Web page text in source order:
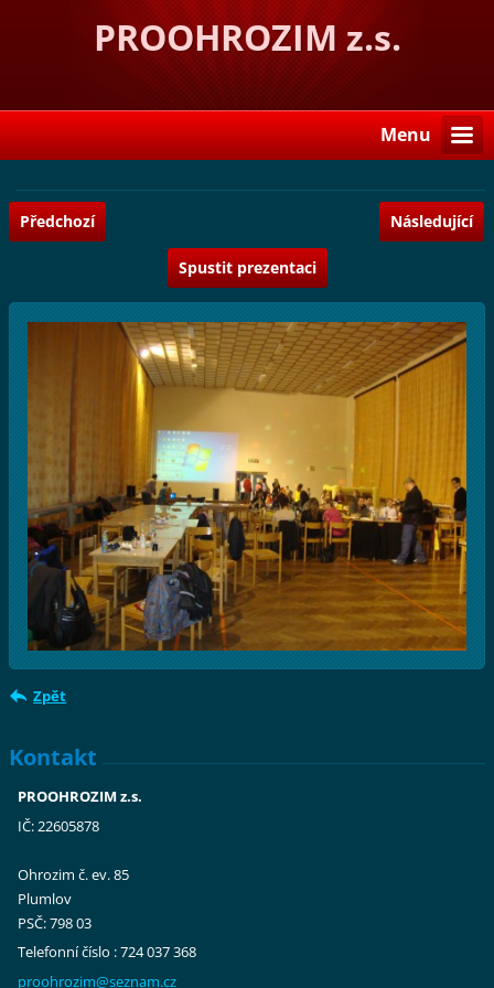
PROOHROZIM z.s.
Menu
Předchozí Následující
Spustit prezentaci
Zpět
Kontakt
PROOHROZIM z.s.
IČ: 22605878
Ohrozim č. ev. 85
Plumlov
PSČ: 798 03
Telefonní číslo : 724 037 368
proohrozim@seznam.cz